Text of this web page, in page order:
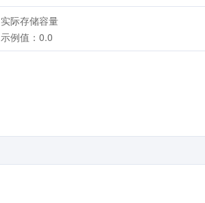
实际存储容量
示例值：0.0